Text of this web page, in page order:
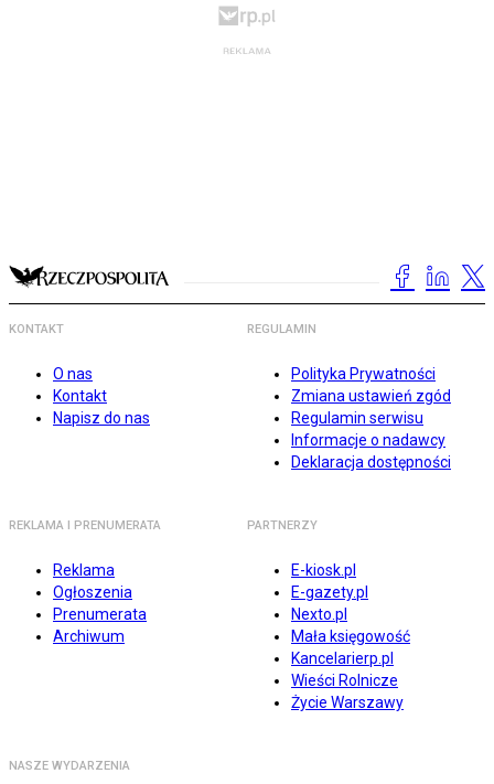
KONTAKT
O nas
Kontakt
Napisz do nas
REGULAMIN
Polityka Prywatności
Zmiana ustawień zgód
Regulamin serwisu
Informacje o nadawcy
Deklaracja dostępności
REKLAMA I PRENUMERATA
Reklama
Ogłoszenia
Prenumerata
Archiwum
PARTNERZY
E-kiosk.pl
E-gazety.pl
Nexto.pl
Mała księgowość
Kancelarierp.pl
Wieści Rolnicze
Życie Warszawy
NASZE WYDARZENIA